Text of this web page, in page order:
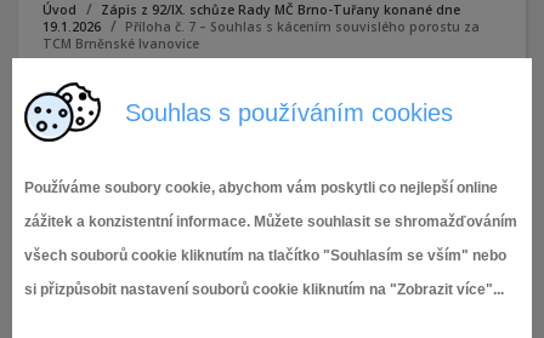
Souhlas s používáním cookies
Používáme soubory cookie, abychom vám poskytli co nejlepší online
zážitek a konzistentní informace. Můžete souhlasit se shromažďováním
všech souborů cookie kliknutím na tlačítko "Souhlasím se vším" nebo
si přizpůsobit nastavení souborů cookie kliknutím na "Zobrazit více"...
Úvod
Zápis z 92/IX. schůze Rady MČ Brno-Tuřany konané dne
19.1.2026
Příloha č. 7 – Souhlas s kácením souvislého porostu za
TCM Brněnské Ivanovice
Příloha č. 7 - Souhlas s kácením souvislého porostu za TCM
Brněnské Ivanovice